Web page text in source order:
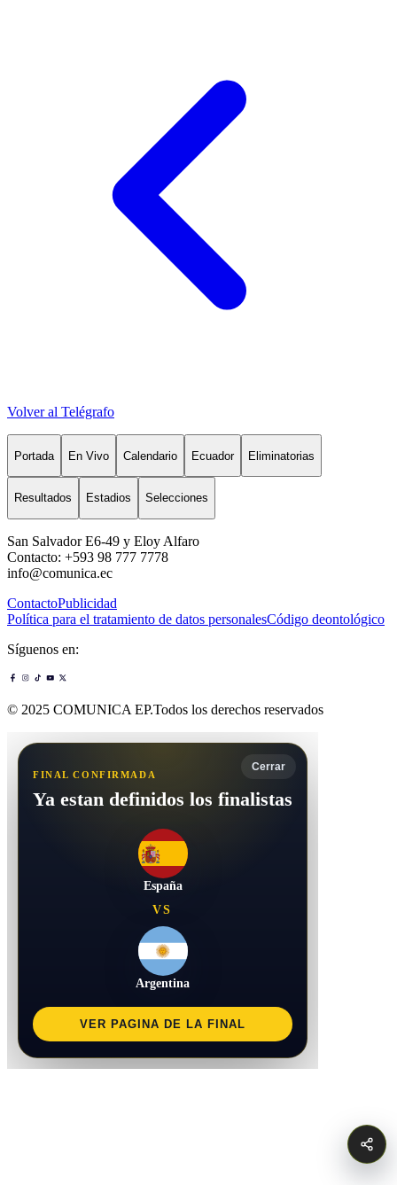
Volver al Telégrafo
Portada En Vivo Calendario Ecuador Eliminatorias
Resultados Estadios Selecciones
San Salvador E6-49 y Eloy Alfaro
Contacto: +593 98 777 7778
info@comunica.ec
ContactoPublicidad
Política para el tratamiento de datos personalesCódigo deontológico
Síguenos en:
© 2025 COMUNICA EP.Todos los derechos reservados
Cerrar
FINAL CONFIRMADA
Ya estan definidos los finalistas
España
VS
Argentina
VER PAGINA DE LA FINAL